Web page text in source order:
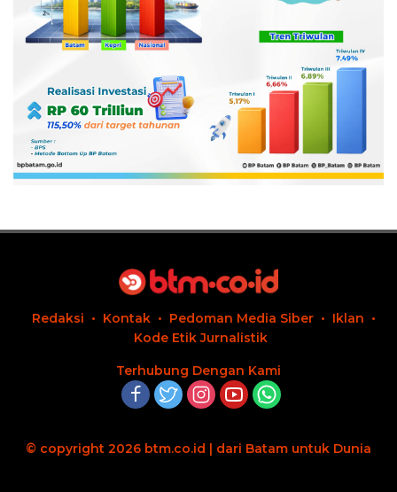
Redaksi Kontak Pedoman Media Siber
Iklan
Kode Etik Jurnalistik
Terhubung Dengan Kami
© copyright 2026 btm.co.id | dari Batam untuk Dunia